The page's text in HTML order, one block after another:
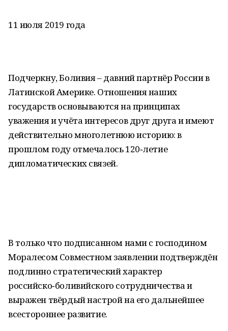
11 июля 2019 года
Подчеркну, Боливия – давний партнёр России в
Латинской Америке. Отношения наших
государств основываются на принципах
уважения и учёта интересов друг друга и имеют
действительно многолетнюю историю: в
прошлом году отмечалось 120‑летие
дипломатических связей.
В только что подписанном нами с господином
Моралесом Совместном заявлении подтверждён
подлинно стратегический характер
российско‑боливийского сотрудничества и
выражен твёрдый настрой на его дальнейшее
всестороннее развитие.